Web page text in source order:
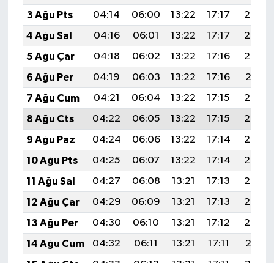
3 Ağu Pts
04:14 06:00 13:22 17:17
20:35
4 Ağu Sal
04:16 06:01 13:22 17:17
20:34
5 Ağu Çar
04:18 06:02 13:22 17:16
20:32
6 Ağu Per
04:19 06:03 13:22 17:16
20:31
7 Ağu Cum
04:21 06:04 13:22 17:15
20:30
8 Ağu Cts
04:22 06:05 13:22 17:15
20:29
9 Ağu Paz
04:24 06:06 13:22 17:14
20:27
10 Ağu Pts
04:25 06:07 13:22 17:14
20:26
11 Ağu Sal
04:27 06:08 13:21 17:13
20:25
12 Ağu Çar
04:29 06:09 13:21 17:13
20:23
13 Ağu Per
04:30 06:10 13:21 17:12
20:22
14 Ağu Cum
04:32 06:11 13:21 17:11
20:21
Siyaset
Spor
Tavşanlı
Teknoloji
Türkiye
Video Galeri
Yaşam
Yemek Tarifleri